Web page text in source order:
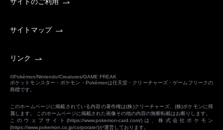
サイトマップ
リンク
©Pokémon/Nintendo/Creatures/GAME FREAK
ポケットモンスター・ポケモン・Pokémonは任天堂・クリーチャーズ・ゲームフリークの
商標です。
このホームページに掲載されている内容の著作権は(株)クリーチャーズ、(株)ポケモンに帰
属します。 このホームページに掲載された画像その他の内容の無断転載はお断りします。
このウェブサイト(https://www.pokemon-card.com/)は、株式会社ポケモン
(https://www.pokemon.co.jp/corporate/)が運営しております。